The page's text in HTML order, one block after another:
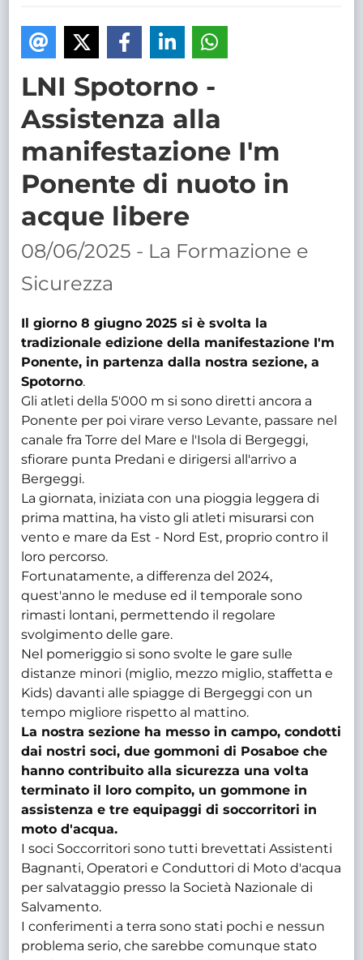
LNI Spotorno -
Assistenza alla
manifestazione I'm
Ponente di nuoto in
acque libere
08/06/2025 - La Formazione e
Sicurezza
Il giorno 8 giugno 2025 si è svolta la
tradizionale edizione della manifestazione I'm
Ponente, in partenza dalla nostra sezione, a
Spotorno.
Gli atleti della 5'000 m si sono diretti ancora a
Ponente per poi virare verso Levante, passare nel
canale fra Torre del Mare e l'Isola di Bergeggi,
sfiorare punta Predani e dirigersi all'arrivo a
Bergeggi.
La giornata, iniziata con una pioggia leggera di
prima mattina, ha visto gli atleti misurarsi con
vento e mare da Est - Nord Est, proprio contro il
loro percorso.
Fortunatamente, a differenza del 2024,
quest'anno le meduse ed il temporale sono
rimasti lontani, permettendo il regolare
svolgimento delle gare.
Nel pomeriggio si sono svolte le gare sulle
distanze minori (miglio, mezzo miglio, staffetta e
Kids) davanti alle spiagge di Bergeggi con un
tempo migliore rispetto al mattino.
La nostra sezione ha messo in campo, condotti
dai nostri soci, due gommoni di Posaboe che
hanno contribuito alla sicurezza una volta
terminato il loro compito, un gommone in
assistenza e tre equipaggi di soccorritori in
moto d'acqua.
I soci Soccorritori sono tutti brevettati Assistenti
Bagnanti, Operatori e Conduttori di Moto d'acqua
per salvataggio presso la Società Nazionale di
Salvamento.
I conferimenti a terra sono stati pochi e nessun
problema serio, che sarebbe comunque stato